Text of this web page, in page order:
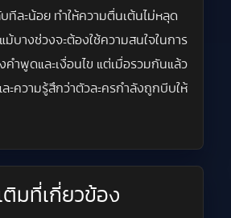
บทีละน้อย ทำให้ความตื่นเต้นไม่หลุด
บางช่วงจะต้องใช้ความสนใจในการ
ำพูดและเงื่อนไข แต่เมื่อรวมกันแล้ว
ละความรู้สึกว่าตัวละครกำลังถูกบีบให้
มที่เกี่ยวข้อง